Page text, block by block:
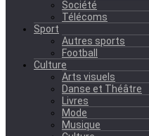
Société
Télécoms
Sport
Autres sports
Football
Culture
Arts visuels
Danse et Théâtre
Livres
Mode
Musique